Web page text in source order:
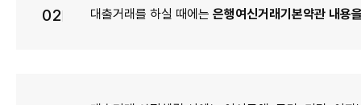
02 대출거래를 하실 때에는 은행여신거래기본약관 내용